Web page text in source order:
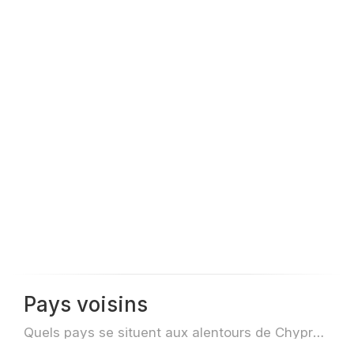
Pays voisins
Quels pays se situent aux alentours de Chypre par exemple pour des voyage ou des vols